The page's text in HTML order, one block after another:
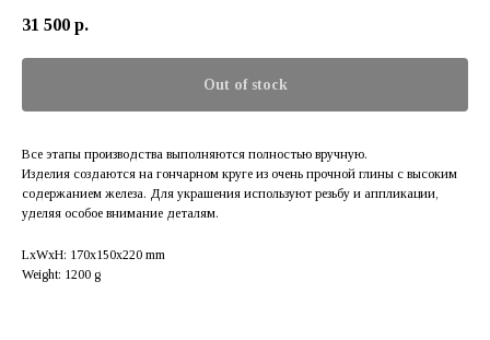
31 500 р.
Out of stock
Все этапы производства выполняются полностью вручную.
Изделия создаются на гончарном круге из очень прочной глины с высоким
содержанием железа. Для украшения используют резьбу и аппликации,
уделяя особое внимание деталям.
LxWxH: 170x150x220 mm
Weight: 1200 g